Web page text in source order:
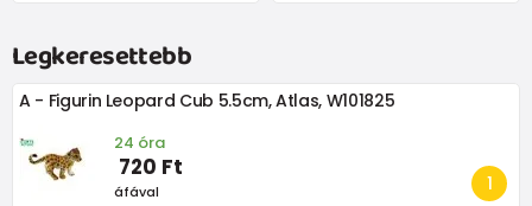
Legkeresettebb
A - Figurin Leopard Cub 5.5cm, Atlas, W101825
24 óra
720 Ft
áfával